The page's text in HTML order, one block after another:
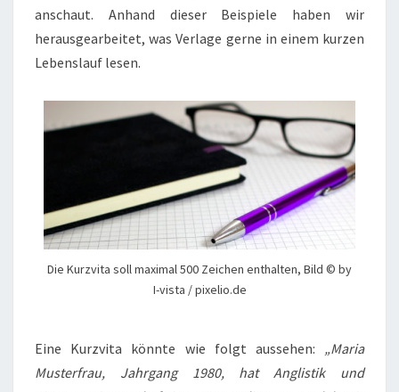
anschaut. Anhand dieser Beispiele haben wir
herausgearbeitet, was Verlage gerne in einem kurzen
Lebenslauf lesen.
Die Kurzvita soll maximal 500 Zeichen enthalten, Bild © by
I-vista / pixelio.de
Eine Kurzvita könnte wie folgt aussehen: „Maria
Musterfrau, Jahrgang 1980, hat Anglistik und